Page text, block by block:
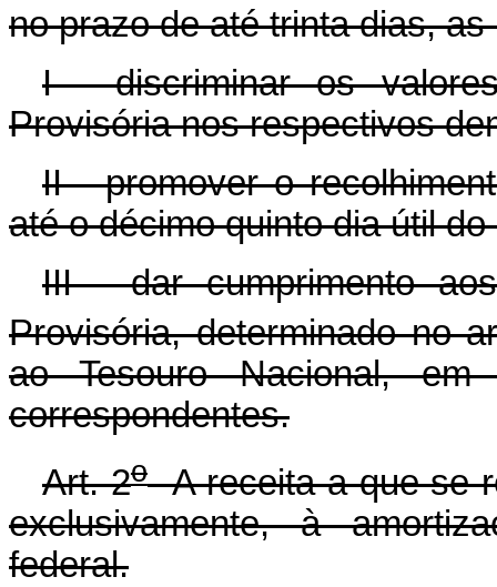
no prazo de até trinta dias,
I - discriminar os
Provisória nos respectivos
II - promover o
até o décimo quinto dia útil
III - dar cumprimento
Provisória, determinado no
ao Tesouro Nacional,
correspondentes.
Art. 2oA receita a que se
exclusivamente, à
federal.